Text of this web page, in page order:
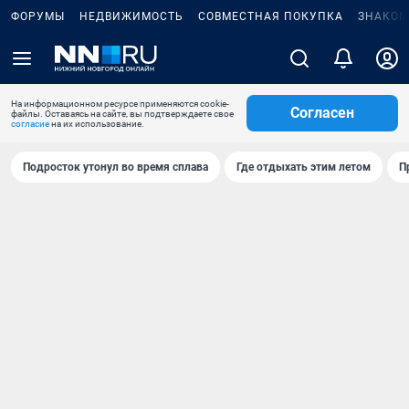
ФОРУМЫ НЕДВИЖИМОСТЬ СОВМЕСТНАЯ ПОКУПКА
На информационном ресурсе применяются cookie-
файлы. Оставаясь на сайте, вы подтверждаете свое
согласиена их использование.
Согласен
Подросток утонул во время сплава Где отдыхать этим летом